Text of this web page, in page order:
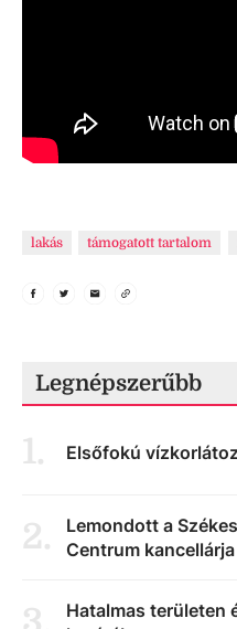
lakás támogatott tartalom
Legnépszerűbb
1. Elsőfokú
2.
Lemondott a
Centrum kancellárja
Hatalmas területen